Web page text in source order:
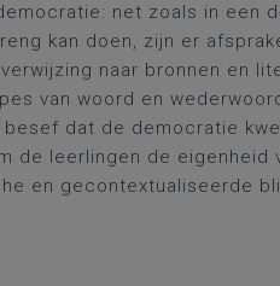
net zoals in een
kan doen, zijn er
naar bronnen en
van woord en
dat de democratie
de leerlingen de
en gecontextualiseerde